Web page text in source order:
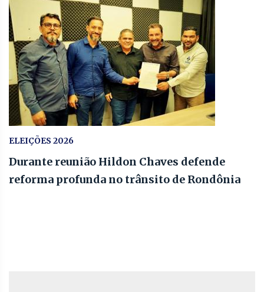
ELEIÇÕES 2026
Durante reunião Hildon Chaves defende
reforma profunda no trânsito de Rondônia